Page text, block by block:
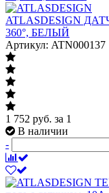
ATLASDESIGN
360°, БЕЛЫЙ
Артикул: ATN000137
1 752 руб. за 1
В наличии
-